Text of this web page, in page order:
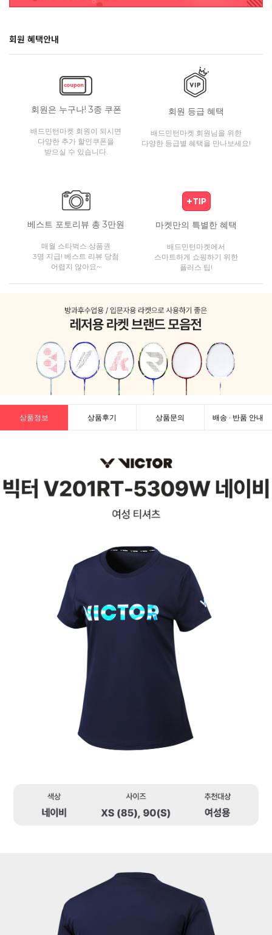
회원 혜택안내
회원은 누구나! 3종 쿠폰
배드민턴마켓 회원이 되시면
다양한 추가 할인쿠폰을
받으실 수 있습니다.
회원 등급 혜택
배드민턴마켓 회원님을 위한
다양한 등급별 혜택을 만나보세요!
베스트 포토리뷰 총 3만원
매월 스타벅스 상품권
3명 지급! 베스트 리뷰 당첨
어렵지 않아요~
마켓만의 특별한 혜택
배드민턴마켓에서
스마트하게 쇼핑하기 위한
플러스 팁!
상품정보 상품후기 상품문의 배송 · 반품 안내